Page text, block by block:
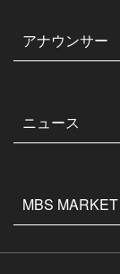
アナウンサー
ニュース
MBS MARKET